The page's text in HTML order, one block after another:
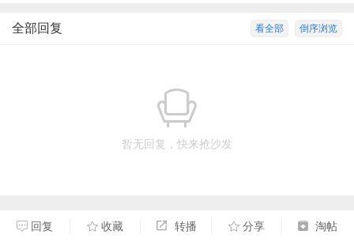
倒序浏览
看全部
全部回复
暂无回复，快来抢沙发
回复 收藏 转播 分享 淘帖